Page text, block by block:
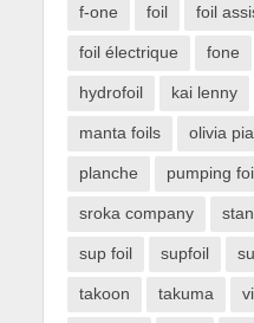
f-one foil foil
foil électrique fone
hydrofoil kai lenny
manta foils olivia
planche pumping
sroka company
sup foil supfoil
takoon takuma